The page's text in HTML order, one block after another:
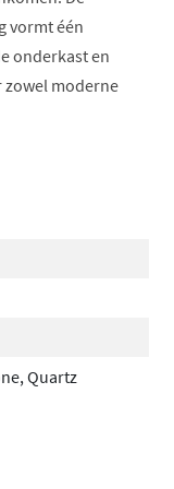
vormt één
onderkast en
zowel moderne
krachtige
mat wit) en
in
opbouw- en
Quartz